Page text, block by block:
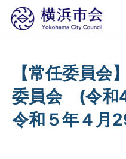
【常任委員会
委員会 (令和
令和５年４月